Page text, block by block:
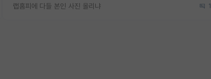
랩홈피에 다들 본인 사진 올리냐